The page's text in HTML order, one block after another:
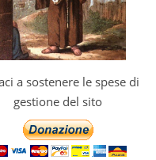
a sostenere le spese di
gestione del sito